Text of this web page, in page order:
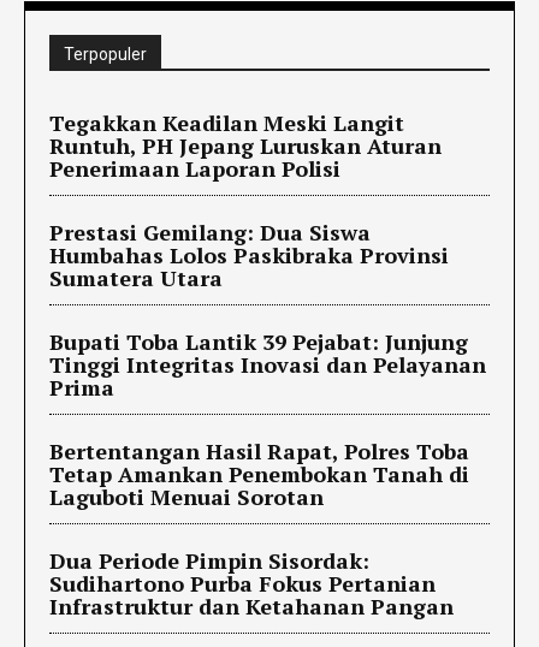
Terpopuler
Tegakkan Keadilan Meski Langit
Runtuh, PH Jepang Luruskan Aturan
Penerimaan Laporan Polisi
Prestasi Gemilang: Dua Siswa
Humbahas Lolos Paskibraka Provinsi
Sumatera Utara
Bupati Toba Lantik 39 Pejabat: Junjung
Tinggi Integritas Inovasi dan Pelayanan
Prima
Bertentangan Hasil Rapat, Polres Toba
Tetap Amankan Penembokan Tanah di
Laguboti Menuai Sorotan
Dua Periode Pimpin Sisordak:
Sudihartono Purba Fokus Pertanian
Infrastruktur dan Ketahanan Pangan